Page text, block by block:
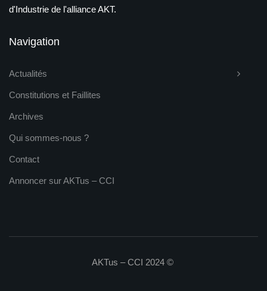
d'Industrie de l'alliance AKT.
Navigation
Actualités
Constitutions et Faillites
Archives
Qui sommes-nous ?
Contact
Annoncer sur AKTus – CCI
AKTus – CCI 2024 ©